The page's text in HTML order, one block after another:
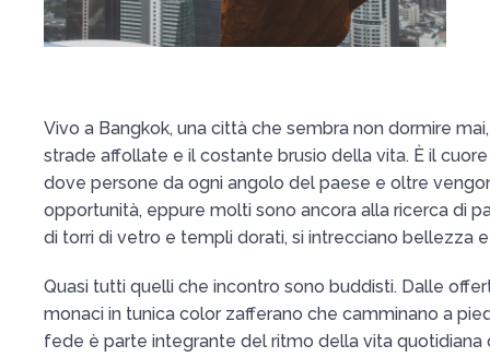
Vivo a Bangkok, una città che sembra non dormire
strade affollate e il costante brusio della vita. È il
dove persone da ogni angolo del paese e oltre
opportunità, eppure molti sono ancora alla ricerca di
di torri di vetro e templi dorati, si intrecciano bellezza
Quasi tutti quelli che incontro sono buddisti. Dalle
monaci in tunica color zafferano che camminano a
fede è parte integrante del ritmo della vita quotidiana